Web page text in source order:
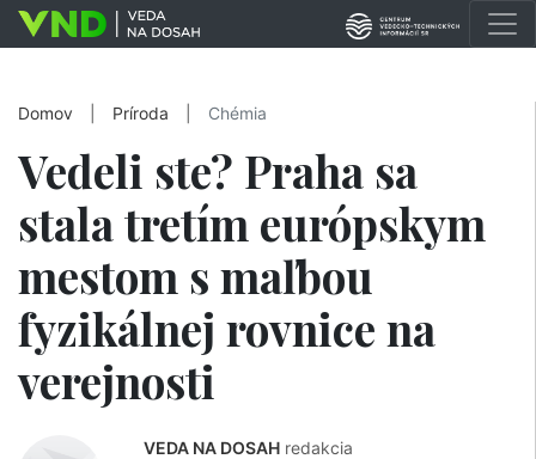
Domov Príroda Chémia
Vedeli ste? Praha sa
stala tretím európskym
mestom s maľbou
fyzikálnej rovnice na
verejnosti
VEDA NA DOSAH redakcia